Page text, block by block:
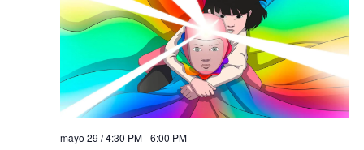
mayo 29 / 4:30 PM-6:00 PM